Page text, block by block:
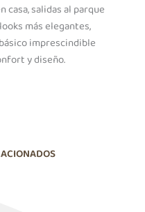
salidas al parque
más elegantes,
imprescindible
y diseño.